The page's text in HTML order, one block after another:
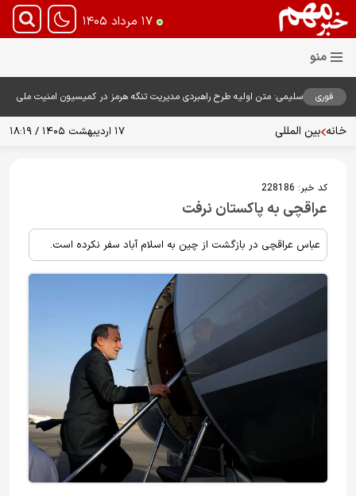
۱۷ مرداد ۱۴۰۵
فوری
سلیمی: متن اولیه طرح راهبردی مدیریت تنگه هرمز در کمیسیون امنیت ملی
خانه بین المللی ۱۷ اردیبهشت ۱۴۰۵ / ۱۸:۱۹
کد خبر: 228186
عراقچی به پاکستان نرفت
عباس عراقچی در بازگشت از چین به اسلام آباد سفر نکرده است.